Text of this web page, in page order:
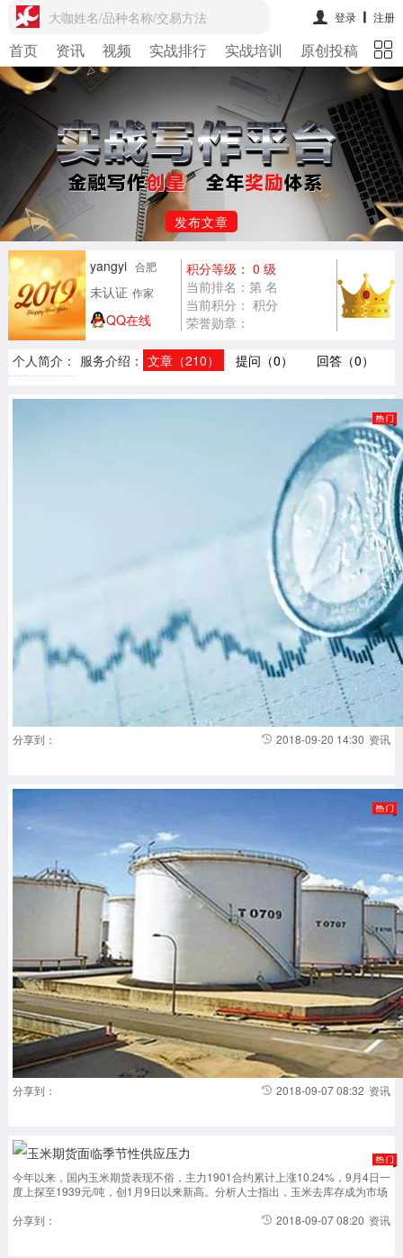
大咖姓名/品种名称/交易方法 登录 注册
首页 资讯 视频 实战排行 实战培训 原创投稿 期
发布文章
yangyi 合肥
未认证 作家
QQ在线
积分等级： 0 级
当前排名：第 名
当前积分： 积分
荣誉勋章：
个人简介： 服务介绍： 文章（210） 提问（0） 回答（0）
分享到： 资讯
2018-09-20 14:30
分享到： 资讯
2018-09-07 08:32
玉米期货面临季节性供应压力
今年以来，国内玉米期货表现不俗，主力1901合约累计上涨10.24%，9月4日一
度上探至1939元/吨，创1月9日以来新高。分析人士指出，玉米去库存成为市场
月是新玉米上市高峰，季节性...
分享到： 资讯
2018-09-07 08:20